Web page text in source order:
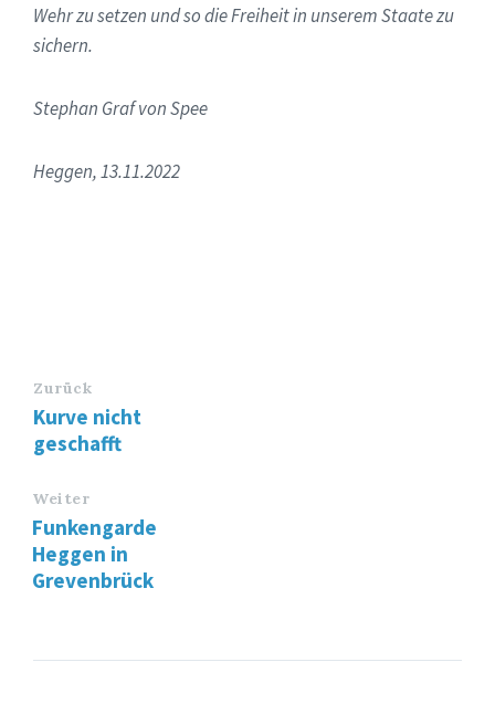
Wehr zu setzen und so die Freiheit in unserem Staate zu
sichern.
Stephan Graf von Spee
Heggen, 13.11.2022
Zurück
Kurve nicht
geschafft
Weiter
Funkengarde
Heggen in
Grevenbrück